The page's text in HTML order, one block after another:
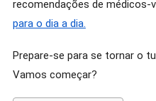
recomendações de médicos-
para o dia a dia.
Prepare-se para se tornar o
Vamos começar?